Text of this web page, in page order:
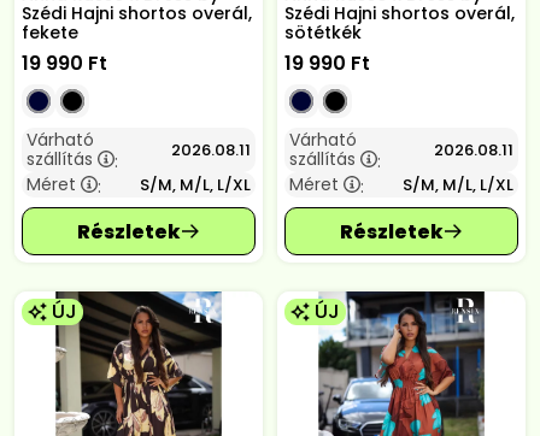
Szédi Hajni shortos overál,
fekete
19 990 Ft
Várható
szállítás
: 2026.08.11
Méret : S/M, M/L, L/XL
Szédi Hajni shortos overál,
sötétkék
19 990 Ft
Várható
szállítás
: 2026.08.11
Méret : S/M, M/L, L/XL
ÚJ ÚJ